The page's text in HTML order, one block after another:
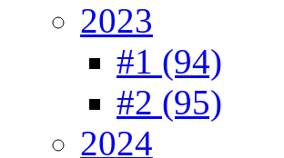
2023
#1 (94)
#2 (95)
2024